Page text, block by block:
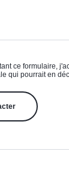
ce formulaire,
qui pourrait en